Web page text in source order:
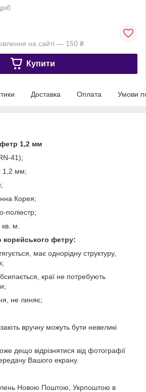
на сайті — 150 ₴
Купити
Доставка Оплата Умови
1,2 мм
41);
1,2 мм;
Корея;
поліестр;
м.
корейського фетру:
має однорідну структуру,
краї не потребують
не линяє;
вручну можуть бути невеликі
дещо відрізнятися від фотографії
Вашого екрану.
Новою Поштою, Укрпоштою в